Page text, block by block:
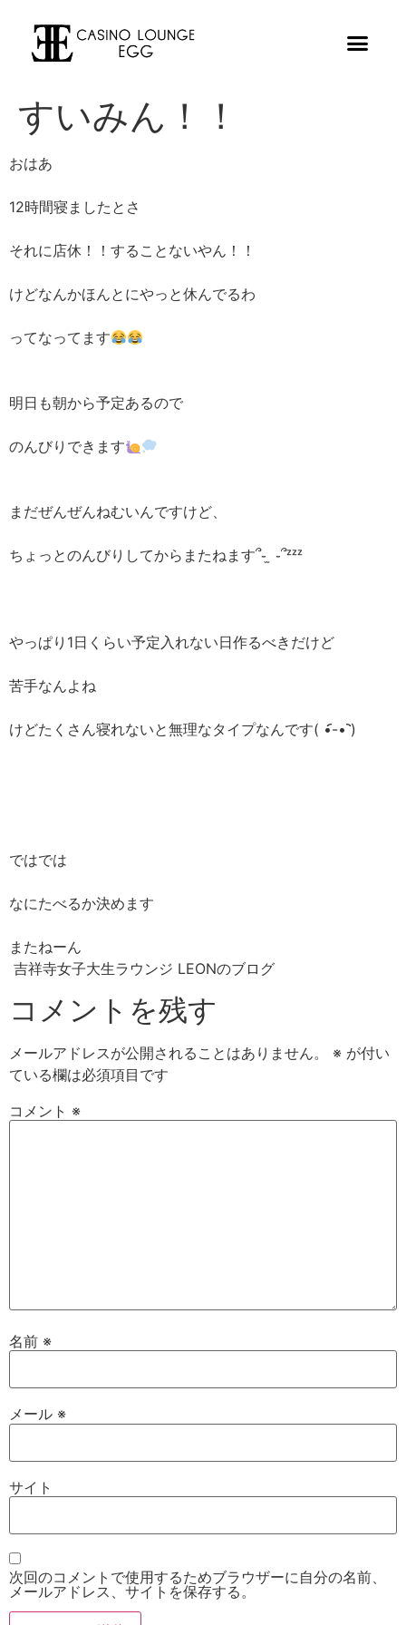
すいみん！！
おはあ
12時間寝ましたとさ
それに店休！！することないやん！！
けどなんかほんとにやっと休んでるわ
ってなってます
明日も朝から予定あるので
のんびりできます
まだぜんぜんねむいんですけど、
ちょっとのんびりしてからまたねます՞֊ ̫ ֊՞ᶻᶻᶻ
やっぱり1日くらい予定入れない日作るべきだけど
苦手なんよね
けどたくさん寝れないと無理なタイプなんです( •︠-•︡ )
ではでは
なにたべるか決めます
またねーん
吉祥寺女子大生ラウンジ LEONのブログ
コメントを残す
メールアドレスが公開されることはありません。 ※ が付い
ている欄は必須項目です
コメント ※
名前 ※
メール ※
サイト
次回のコメントで使用するためブラウザーに自分の名前、
メールアドレス、サイトを保存する。